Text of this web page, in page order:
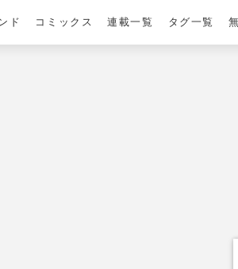
ド コミックス 連載一覧 タグ一覧